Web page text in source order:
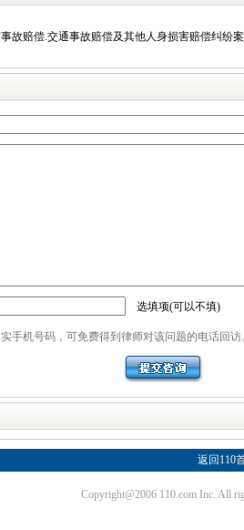
故赔偿.交通事故赔偿及其他人身损害赔偿纠纷
选填项(可以不填)
手机号码，可免费得到律师对该问题的电话回访
返回110
Copyright@2006 110.com Inc. All